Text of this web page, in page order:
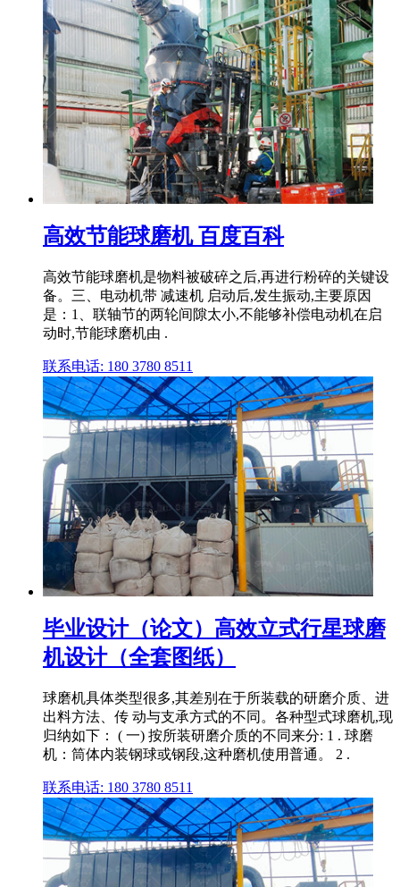
高效节能球磨机 百度百科
高效节能球磨机是物料被破碎之后,再进行粉碎的关键设
备。三、电动机带 减速机 启动后,发生振动,主要原因
是：1、联轴节的两轮间隙太小,不能够补偿电动机在启
动时,节能球磨机由 .
联系电话: 180 3780 8511
毕业设计（论文）高效立式行星球磨
机设计（全套图纸）
球磨机具体类型很多,其差别在于所装载的研磨介质、进
出料方法、传 动与支承方式的不同。各种型式球磨机,现
归纳如下： ( 一) 按所装研磨介质的不同来分: 1 . 球磨
机：筒体内装钢球或钢段,这种磨机使用普通。 2 .
联系电话: 180 3780 8511